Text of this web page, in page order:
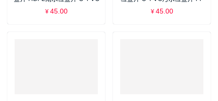
污水检查井 PP沉泥井 流槽井
¥ 45.00
沉泥井 流槽井
¥ 45.00